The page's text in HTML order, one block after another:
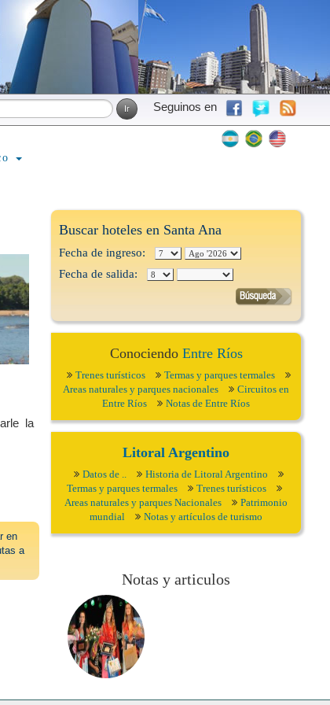
Seguinos en
la
en
a
Buscar hoteles en Santa Ana
Fecha de ingreso:
Fecha de salida:
Conociendo Entre Ríos
Trenes turísticos
Termas y parques termales
Areas naturales y parques nacionales
Circuitos en
Entre Ríos
Notas de Entre Ríos
Litoral Argentino
Datos de ..
Historia de Litoral Argentino
Termas y parques termales
Trenes turísticos
Areas naturales y parques Nacionales
Patrimonio
mundial
Notas y artículos de turismo
Notas y articulos